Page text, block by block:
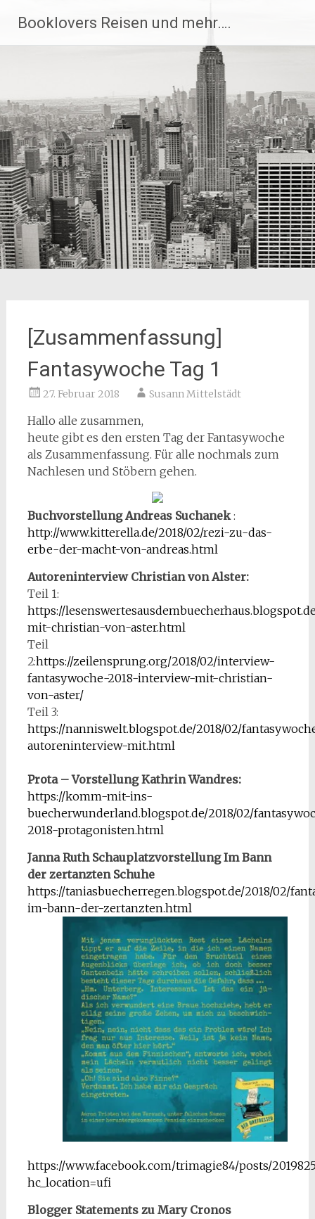
Inhalt
springen
Booklovers Reisen und mehr….
[Zusammenfassung]
Fantasywoche Tag 1
27. Februar 2018 Susann Mittelstädt
Hallo alle zusammen,
heute gibt es den ersten Tag der Fantasywoche
als Zusammenfassung. Für alle nochmals zum
Nachlesen und Stöbern gehen.
Buchvorstellung Andreas Suchanek:
http://www.kitterella.de/2018/02/rezi-zu-das-
erbe-der-macht-von-andreas.html
Autoreninterview Christian von Alster:
Teil 1:
https://
mit-christian-von-aster.html
Teil
2:https://zeilensprung.org/2018/02/interview-
fantasywoche-2018-interview-mit-christian-
von-aster/
Teil 3:
https://nanniswelt.blogspot.de/2018/02/
autoreninterview-mit.html
Prota – Vorstellung Kathrin Wandres:
https://komm-mit-ins-
buecherwunderland.blogspot.de/2018/02/
2018-protagonisten.html
Janna Ruth Schauplatzvorstellung Im Bann
der zertanzten Schuhe
https://taniasbuecherregen.blogspot.de/2018/02/
im-bann-der-zertanzten.html
https://www.facebook.com/trimagie84/posts/
hc_location=ufi
Blogger Statements zu Mary Cronos